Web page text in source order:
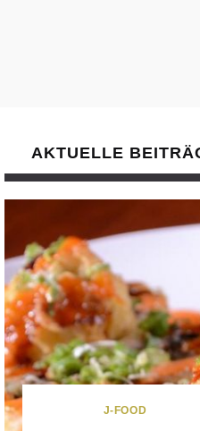
AKTUELLE
J-FOOD